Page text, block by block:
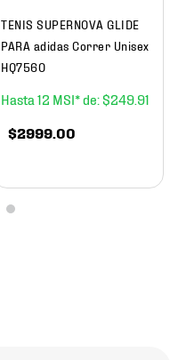
TENIS SUPERNOVA GLIDE
PARA adidas Correr Unisex
HQ7560
12 $249 91
$2999 00